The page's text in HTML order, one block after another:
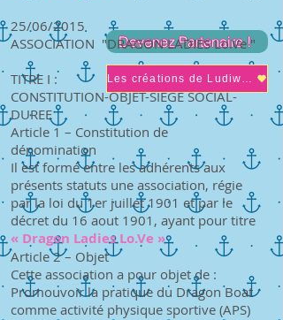
Devenez Partenaire !
Les créations de Ludiwine
25/06/2015
ASSOCIATION "DRAGON LADIES Lo.Ve "
TITRE I :
CONSTITUTION-OBJET-SIEGE SOCIAL-
DUREE
Article 1 – Constitution de
dénomination
Il est formé entre les adhérents aux
présents statuts une association, régie
par la loi du 1er juillet 1901 et par le
décret du 16 aout 1901, ayant pour titre
« Dragon Ladies Lo.Ve »
Article 2 – Objet
Cette association a pour objet de :
Promouvoir la pratique du Dragon Boat
comme activité physique sportive (APS)